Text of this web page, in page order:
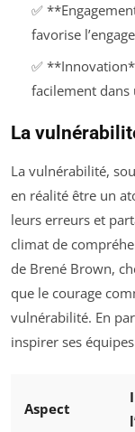
✅
favorise
✅
facilement dans
La
La vulnérabilité,
en réalité être un
leurs erreurs et
climat de
de Brené Brown,
que le courage
vulnérabilité. En
inspirer ses
Aspect